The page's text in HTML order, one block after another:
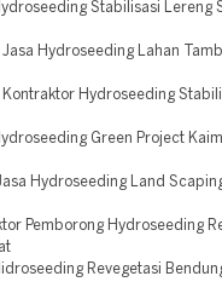
Stabilisasi Lereng
Hydroseeding Lahan
Hydroseeding
Green Project
Hydroseeding Land
Pemborong Hydroseeding
Revegetasi